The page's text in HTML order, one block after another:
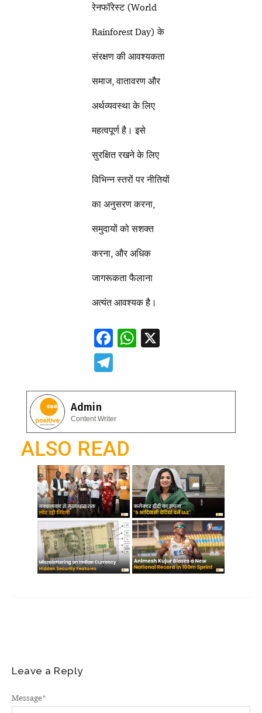
रेनफॉरेस्ट (World
Rainforest Day) के
संरक्षण की आवश्यकता
समाज, वातावरण और
अर्थव्यवस्था के लिए
महत्वपूर्ण है। इसे
सुरक्षित रखने के लिए
विभिन्न स्तरों पर नीतियों
का अनुसरण करना,
समुदायों को सशक्त
करना, और अधिक
जागरूकता फैलाना
अत्यंत आवश्यक है।
F
b
o
o
k
W
s
p
gr
a
m
Admin
Content Writer
ALSO READ
Leave a Reply
Message*